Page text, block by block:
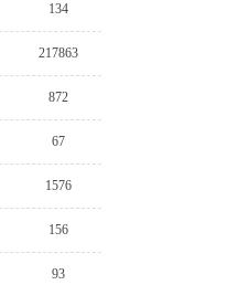
134
217863
872
67
1576
156
93